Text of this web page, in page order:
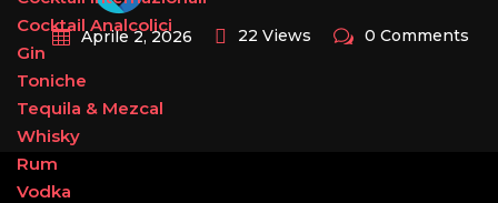
Cocktail Analcolici
Gin
Toniche
Tequila & Mezcal
Whisky
Rum
Vodka
Aprile 2, 2026 22 Views 0 Comments